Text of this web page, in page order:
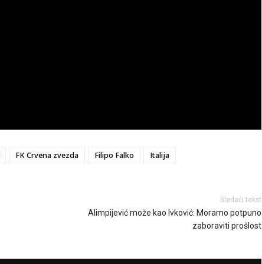
FK Crvena zvezda Filipo Falko Italija
Sledeći tekst
Alimpijević može kao Ivković: Moramo potpuno
zaboraviti prošlost